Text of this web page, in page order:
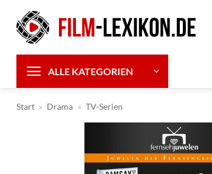
Inhalt
springen
ALLE KATEGORIEN
Start » Drama » TV-Serien